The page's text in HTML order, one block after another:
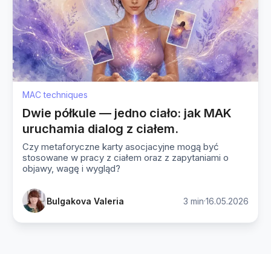
MAC techniques
Dwie półkule — jedno ciało: jak MAK
uruchamia dialog z ciałem.
Czy metaforyczne karty asocjacyjne mogą być
stosowane w pracy z ciałem oraz z zapytaniami o
objawy, wagę i wygląd?
Bulgakova Valeria 3 min·16.05.2026